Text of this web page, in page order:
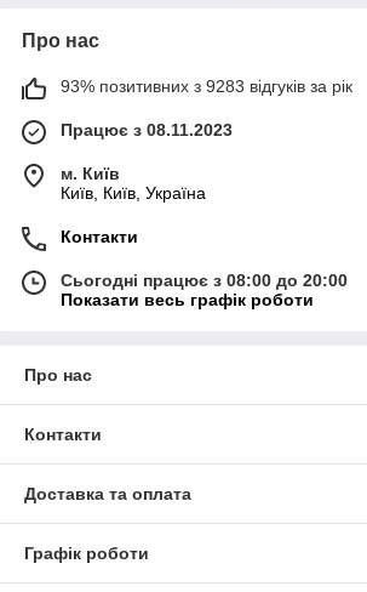
Про нас
93% позитивних з 9283 відгуків за рік
Працює з 08.11.2023
м. Київ
Київ, Київ, Україна
Контакти
Сьогодні працює з 08:00 до 20:00
Показати весь графік роботи
Про нас
Контакти
Доставка та оплата
Графік роботи